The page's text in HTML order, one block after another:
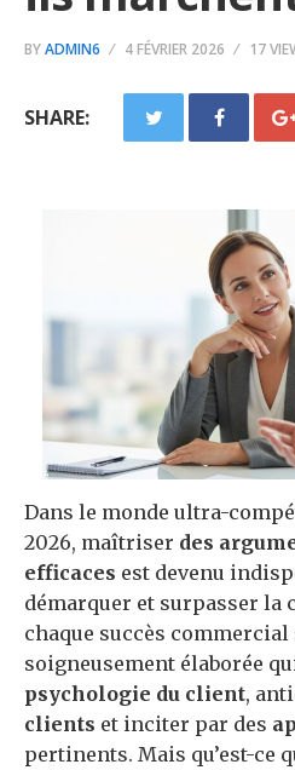
BYADMIN6 4 FÉVRIER 2026 17
SHARE:
Dans le monde ultra-
2026, maîtriser des
efficaces est devenu
démarquer et surpasser la
chaque succès commercial
soigneusement élaborée
psychologie du client,
clients et inciter par des
pertinents. Mais qu’est-ce